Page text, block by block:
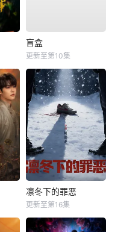
盲盒
更新至第10集
凛冬下的罪恶
更新至第16集